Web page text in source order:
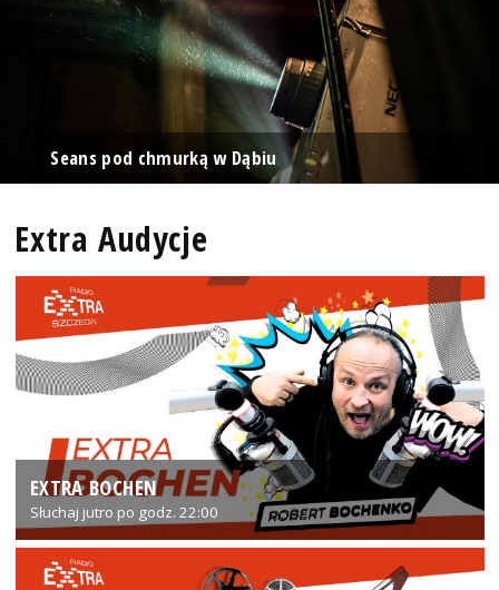
Seans pod chmurką w Dąbiu
Extra Audycje
EXTRA BOCHEN
Słuchaj jutro po godz. 22:00